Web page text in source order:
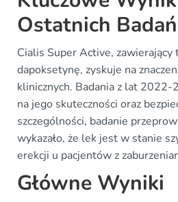
Ostatnich Badań
Cialis Super Active, zawierający
dapoksetynę, zyskuje na
klinicznych. Badania z lat
na jego skuteczności oraz
szczególności, badanie
wykazało, że lek jest w stanie
erekcji u pacjentów z
Główne Wyniki